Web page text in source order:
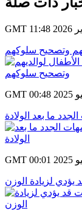
وتصحيح سلوكهم
ما بعد الولادة
يؤدي لزيادة الوزن